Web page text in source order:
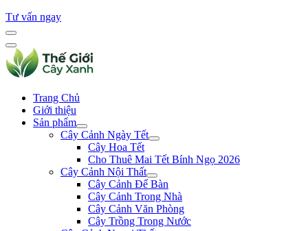
Tư vấn ngay
Trang Chủ
Giới thiệu
Sản phẩm
Cây Cảnh Ngày Tết
Cây Hoa Tết
Cho Thuê Mai Tết Bính Ngọ 2026
Cây Cảnh Nội Thất
Cây Cảnh Để Bàn
Cây Cảnh Trong Nhà
Cây Cảnh Văn Phòng
Cây Trồng Trong Nước